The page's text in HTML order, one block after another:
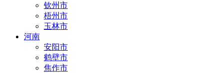
钦州市
梧州市
玉林市
河南
安阳市
鹤壁市
焦作市